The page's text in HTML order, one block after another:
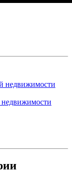
недвижимости
недвижимости